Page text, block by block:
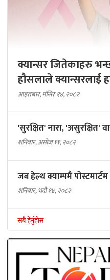
क्यान्सर जितेकाहरु
हौसलाले क्यान्सरलाई
आइतबार, मंसिर १४, २०८२
'सुरक्षित' नारा, 'असुरक्षित'
शनिबार, असोज ११, २०८२
जब हेल्थ क्याम्पमै
शनिबार, भदौ १४, २०८२
सबै हेर्नुहोस